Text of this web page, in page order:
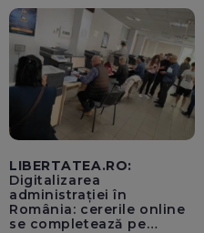
LIBERTATEA.RO:
Digitalizarea
administrației în
România: cererile online
se completează pe